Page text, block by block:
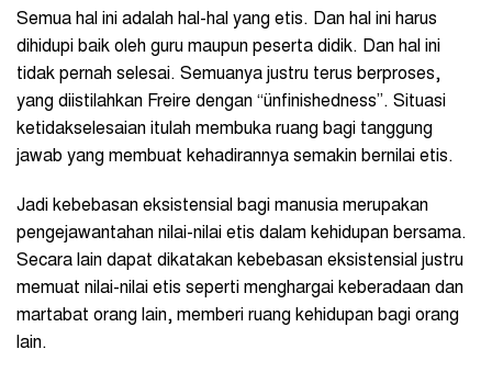
Semua hal ini adalah hal-hal yang etis. Dan hal ini harus
dihidupi baik oleh guru maupun peserta didik. Dan hal ini
tidak pernah selesai. Semuanya justru terus berproses,
yang diistilahkan Freire dengan “ünfinishedness”. Situasi
ketidakselesaian itulah membuka ruang bagi tanggung
jawab yang membuat kehadirannya semakin bernilai etis.
Jadi kebebasan eksistensial bagi manusia merupakan
pengejawantahan nilai-nilai etis dalam kehidupan bersama.
Secara lain dapat dikatakan kebebasan eksistensial justru
memuat nilai-nilai etis seperti menghargai keberadaan dan
martabat orang lain, memberi ruang kehidupan bagi orang
lain.